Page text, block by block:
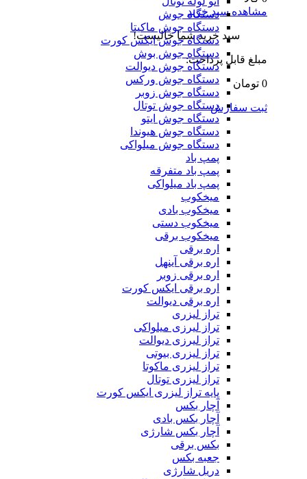
مشاهده سبد خرید
سبد خرید شما خالیست!
مبلغ قابل پرداخت:
0 تومان
ثبت سفارش
دستگاه جوش
دستگاه جوش ماکیتا
دستگاه جوش ایکس کورت
دستگاه جوش بوش
دستگاه جوش دیوالت
دستگاه جوش ورکس
دستگاه جوش زوبر
دستگاه جوش توتال
دستگاه جوش ایتو
دستگاه جوش هیوندا
دستگاه جوش میلواکی
پمپ باد
پمپ باد متفرقه
پمپ باد میلواکی
میخکوب
میخکوب بادی
میخکوب دستی
میخکوب برقی
اره برقی
اره برقی آینهل
اره برقی زوبر
اره برقی ایکس کورت
اره برقی دیوالت
تراز لیزری
تراز لیرزی میلواکی
تراز لیرزی دیوالت
تراز لیزری بیوتی
تراز لیزری ماکوتا
تراز لیزری توتال
پایه تراز لیزری ایکس کورت
آچار بکس
آچار بکس بادی
آچار بکس شارژی
بکس برقی
جعبه بکس
دریل شارژی